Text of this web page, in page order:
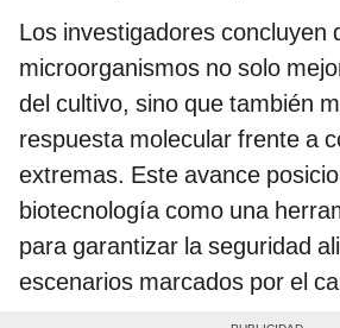
Los investigadores concluyen
microorganismos no solo
del cultivo, sino que también
respuesta molecular frente a
extremas. Este avance
biotecnología como una
para garantizar la seguridad
escenarios marcados por el